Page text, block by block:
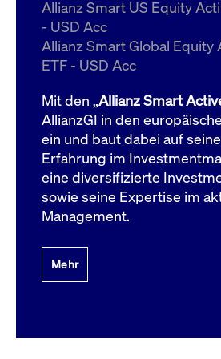
Allianz Smart US Equity
- USD Acc
Allianz Smart Global Equity
ETF - USD Acc
Mit den „Allianz Smart
AllianzGI in den
ein und baut dabei auf
Erfahrung im
eine diversifizierte
sowie seine Expertise im
Management.
Mehr
ApplicationGatewayAffinityCORS
Domain